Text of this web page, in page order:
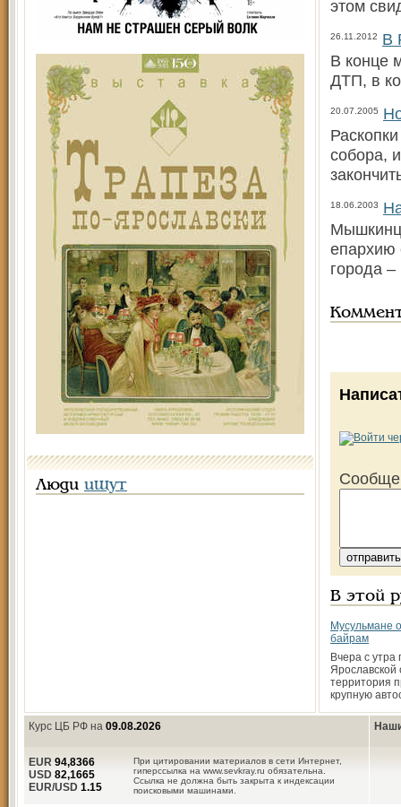
Люди ищут
этом
26.11.2012
В
В конце
ДТП, в
20.07.2005
собора,
18.06.2003
епархию
города –
В этой
Мусульмане
байрам
Вчера с
Ярославской
территория
крупную
Курс ЦБ РФ на 09.08.2026
При цитировании материалов в сети Интернет,
гиперссылка на www.sevkray.ru обязательна.
Ссылка не должна быть закрыта к индексации
поисковыми машинами.
EUR 94,8366
USD 82,1665
EUR/USD 1.15